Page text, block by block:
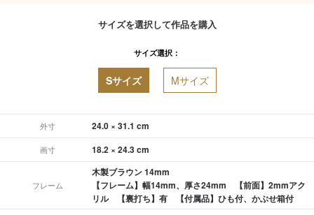
サイズを選択して作品を購入
サイズ選択：
Sサイズ Mサイズ
外寸 24.0 × 31.1 cm
画寸 18.2 × 24.3 cm
フレーム
木製ブラウン 14mm
【フレーム】幅14mm、厚さ24mm 【前面】2mmアク
リル 【裏打ち】有 【付属品】ひも付、かぶせ箱付